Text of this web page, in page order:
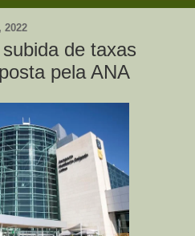
2022
de taxas
pela ANA